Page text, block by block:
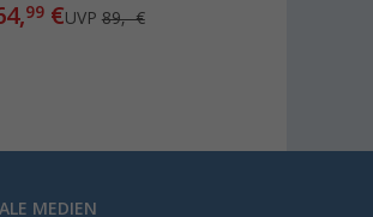
99€UVP 89,- €
MEDIEN